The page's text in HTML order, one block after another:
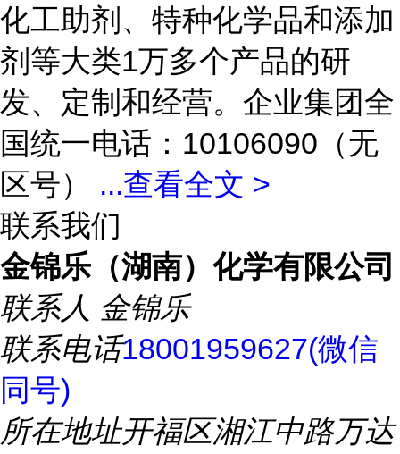
化工助剂、特种化学品和添加
剂等大类1万多个产品的研
发、定制和经营。企业集团全
国统一电话：10106090（无
区号） ...查看全文 >
联系我们
金锦乐（湖南）化学有限公司
联系人 金锦乐
联系电话18001959627(微信
同号)
所在地址开福区湘江中路万达